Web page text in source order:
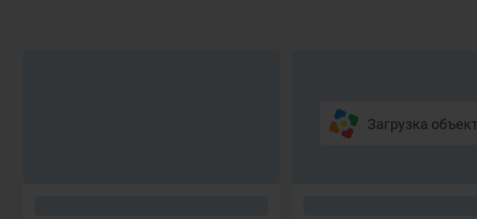
Загрузка